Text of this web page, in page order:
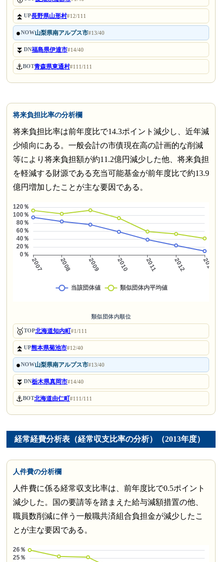
⏫UP長野県山形村#12/111
●NOW山梨県南アルプス市#13/40
⏬DN福島県伊達市#14/40
⚓BOT青森県東通村#111/111
将来負担比率の分析欄
将来負担比率は前年度比で14.3ポイント減少し、近年減
少傾向にある。一般会計の市債現在高の計画的な削減
等により将来負担額が約11.2億円減少した他、将来負担
を軽減する財源である充当可能基金が前年度比で約13.9
億円増加したことが主な要因である。
類似団体内順位
🥇TOP北海道知内町#1/111
⏫UP熊本県菊池市#12/40
●NOW山梨県南アルプス市#13/40
⏬DN栃木県真岡市#14/40
⚓BOT北海道由仁町#111/111
経常経費分析表（経常収支比率の分析）（2013年度）
人件費の分析欄
人件費に係る経常収支比率は、前年度比で0.5ポイント
減少した。国の要請等を踏まえた給与減額措置の他、
職員数削減に伴う一般職共済組合負担金が減少したこ
とが主な要因である。